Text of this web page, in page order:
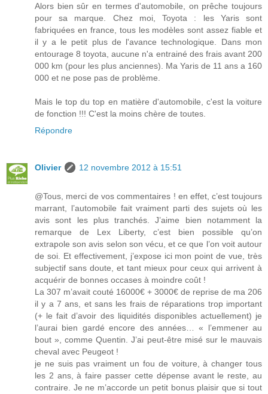
Alors bien sûr en termes d'automobile, on prêche toujours
pour sa marque. Chez moi, Toyota : les Yaris sont
fabriquées en france, tous les modèles sont assez fiable et
il y a le petit plus de l'avance technologique. Dans mon
entourage 8 toyota, aucune n'a entrainé des frais avant 200
000 km (pour les plus anciennes). Ma Yaris de 11 ans a 160
000 et ne pose pas de problème.
Mais le top du top en matière d'automobile, c'est la voiture
de fonction !!! C'est la moins chère de toutes.
Répondre
Olivier 12 novembre 2012 à 15:51
@Tous, merci de vos commentaires ! en effet, c’est toujours
marrant, l’automobile fait vraiment parti des sujets où les
avis sont les plus tranchés. J’aime bien notamment la
remarque de Lex Liberty, c’est bien possible qu’on
extrapole son avis selon son vécu, et ce que l’on voit autour
de soi. Et effectivement, j’expose ici mon point de vue, très
subjectif sans doute, et tant mieux pour ceux qui arrivent à
acquérir de bonnes occases à moindre coût !
La 307 m’avait couté 16000€ + 3000€ de reprise de ma 206
il y a 7 ans, et sans les frais de réparations trop important
(+ le fait d’avoir des liquidités disponibles actuellement) je
l’aurai bien gardé encore des années… « l’emmener au
bout », comme Quentin. J’ai peut-être misé sur le mauvais
cheval avec Peugeot !
je ne suis pas vraiment un fou de voiture, à changer tous
les 2 ans, à faire passer cette dépense avant le reste, au
contraire. Je ne m’accorde un petit bonus plaisir que si tout